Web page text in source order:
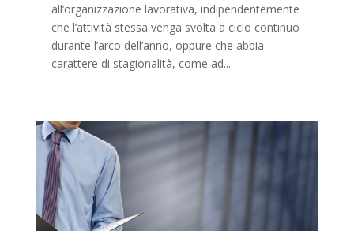
all’organizzazione lavorativa, indipendentemente
che l’attività stessa venga svolta a ciclo continuo
durante l’arco dell’anno, oppure che abbia
carattere di stagionalità, come ad...